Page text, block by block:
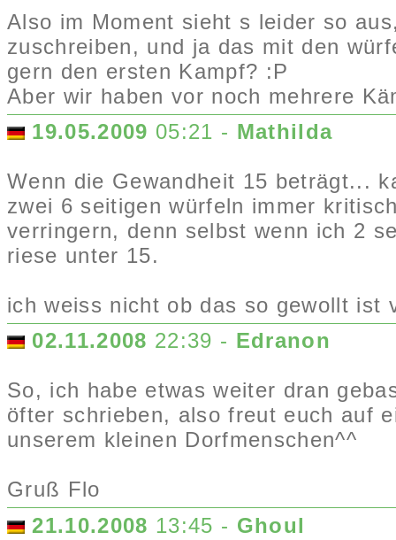
Also im Moment sieht s leider so
zuschreiben, und ja das mit den
gern den ersten Kampf? :P
Aber wir haben vor noch mehrere
19.05.2009 05:21 - Mathilda
Wenn die Gewandheit 15 beträgt...
zwei 6 seitigen würfeln immer
verringern, denn selbst wenn ich 2
riese unter 15.
ich weiss nicht ob das so gewollt ist
02.11.2008 22:39 - Edranon
So, ich habe etwas weiter dran
öfter schrieben, also freut euch auf
unserem kleinen Dorfmenschen^^
Gruß Flo
21.10.2008 13:45 - Ghoul